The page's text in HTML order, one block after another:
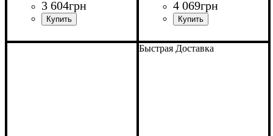
3 604грн 4 069грн
Быстрая Доставка